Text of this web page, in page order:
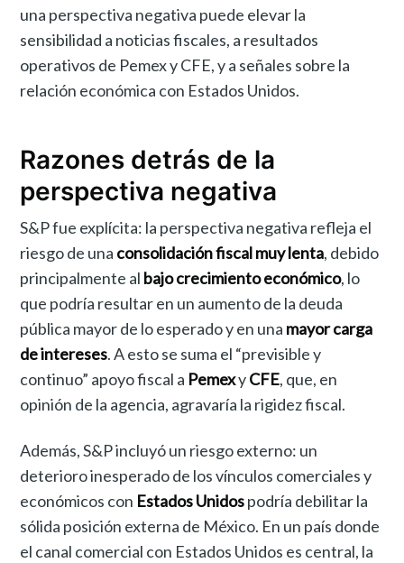
una perspectiva negativa puede elevar la
sensibilidad a noticias fiscales, a resultados
operativos de Pemex y CFE, y a señales sobre la
relación económica con Estados Unidos.
Razones detrás de la
perspectiva negativa
S&P fue explícita: la perspectiva negativa refleja el
riesgo de una consolidación fiscal muy lenta, debido
principalmente al bajo crecimiento económico, lo
que podría resultar en un aumento de la deuda
pública mayor de lo esperado y en una mayor carga
de intereses. A esto se suma el “previsible y
continuo” apoyo fiscal a PemexyCFE, que, en
opinión de la agencia, agravaría la rigidez fiscal.
Además, S&P incluyó un riesgo externo: un
deterioro inesperado de los vínculos comerciales y
económicos con Estados Unidospodría debilitar la
sólida posición externa de México. En un país donde
el canal comercial con Estados Unidos es central, la